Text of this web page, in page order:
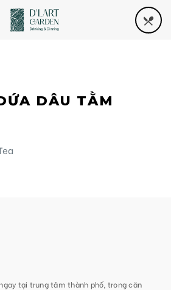
DÂU TẰM
tại trung tâm thành phố, trong căn